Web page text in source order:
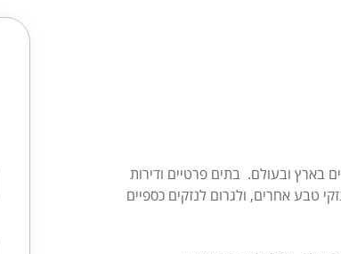
בארץ ובעולם. בתים פרטיים ודירות
טבע אחרים, ולגרום לנזקים כספיים